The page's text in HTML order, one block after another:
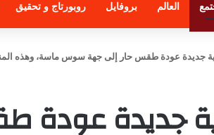
العالم بروفايل روبورتاج و تحقيق
جديدة عودة طقس حار إلى جهة سوس ماسة، وهذه
جديدة عودة